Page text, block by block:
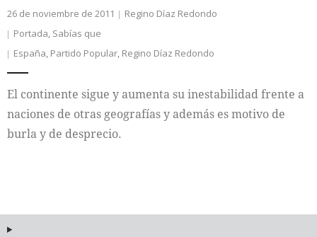
26 de noviembre de 2011
Regino Díaz Redondo
Portada, Sabías que
España, Partido Popular, Regino Díaz Redondo
El continente sigue y aumenta su inestabilidad frente a
naciones de otras geografías y además es motivo de
burla y de desprecio.